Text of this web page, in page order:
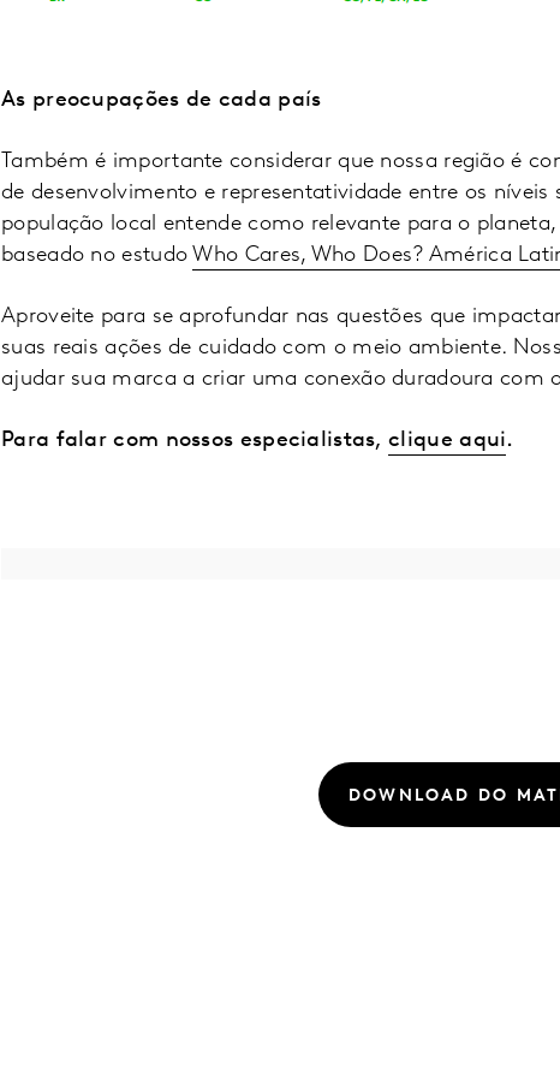
As preocupações de cada país
Também é importante considerar que nossa região é
de desenvolvimento e representatividade entre os
população local entende como relevante para o
baseado no estudoWho Cares, Who Does? América
Aproveite para se aprofundar nas questões que
suas reais ações de cuidado com o meio ambiente.
ajudar sua marca a criar uma conexão duradoura com
Para falar com nossos especialistas,clique aqui.
DOWNLOAD DO